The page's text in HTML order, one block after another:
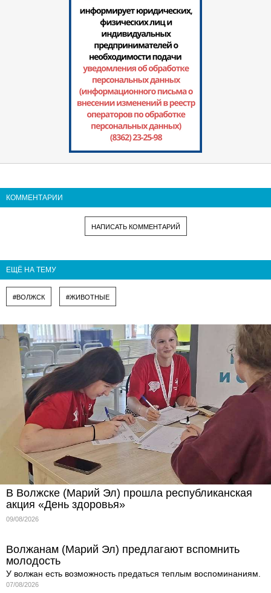
КОММЕНТАРИИ
НАПИСАТЬ КОММЕНТАРИЙ
ЕЩЁ НА ТЕМУ
#ВОЛЖСК #ЖИВОТНЫЕ
В Волжске (Марий Эл) прошла республиканская
акция «День здоровья»
09/08/2026
Волжанам (Марий Эл) предлагают вспомнить
молодость
У волжан есть возможность предаться теплым воспоминаниям.
07/08/2026